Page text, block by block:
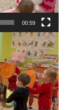
00:59